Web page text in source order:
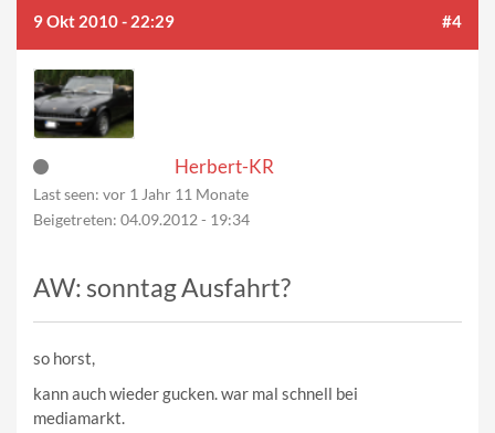
9 Okt 2010 - 22:29 #4
Herbert-KR
Last seen: vor 1 Jahr 11 Monate
Beigetreten: 04.09.2012 - 19:34
AW: sonntag Ausfahrt?
so horst,
kann auch wieder gucken. war mal schnell bei
mediamarkt.